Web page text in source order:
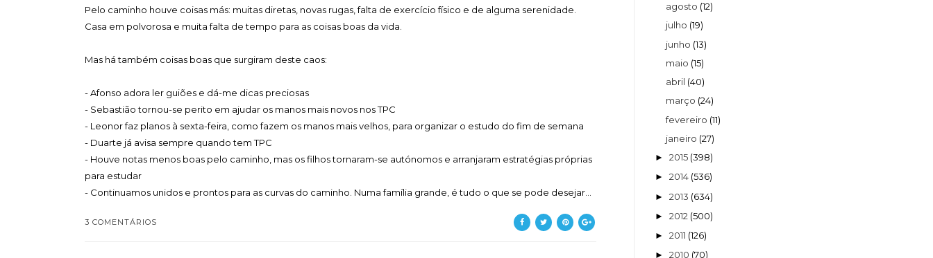
Pelo caminho houve coisas más: muitas diretas, novas rugas, falta de exercício físico e de alguma serenidade.
Casa em polvorosa e muita falta de tempo para as coisas boas da vida.
Mas há também coisas boas que surgiram deste caos:
- Afonso adora ler guiões e dá-me dicas preciosas
- Sebastião tornou-se perito em ajudar os manos mais novos nos TPC
- Leonor faz planos à sexta-feira, como fazem os manos mais velhos, para organizar o estudo do fim de semana
- Duarte já avisa sempre quando tem TPC
- Houve notas menos boas pelo caminho, mas os filhos tornaram-se autónomos e arranjaram estratégias próprias
para estudar
- Continuamos unidos e prontos para as curvas do caminho. Numa família grande, é tudo o que se pode desejar...
3 COMENTÁRIOS
agosto (12)
julho (19)
junho (13)
maio (15)
abril (40)
março (24)
fevereiro (11)
janeiro (27)
► 2015 (398)
► 2014 (536)
► 2013 (634)
► 2012 (500)
► 2011 (126)
► 2010 (70)